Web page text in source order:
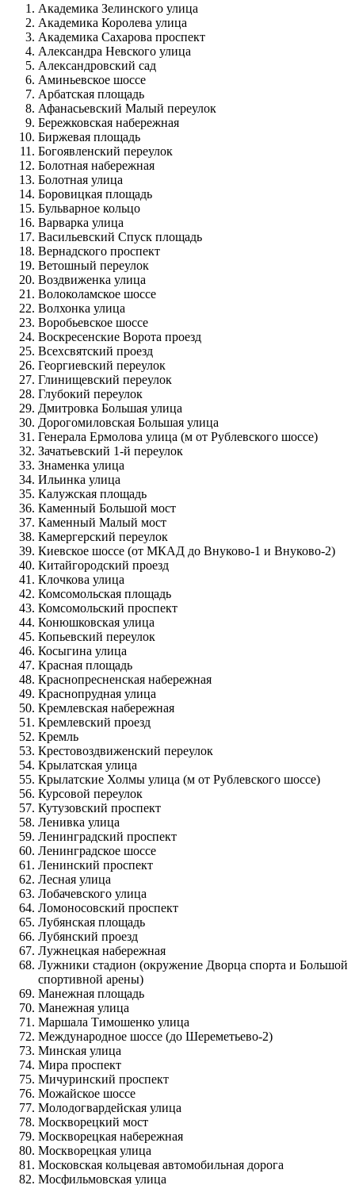
Академика Зелинского улица
Академика Королева улица
Академика Сахарова проспект
Александра Невского улица
Александровский сад
Аминьевское шоссе
Арбатская площадь
Афанасьевский Малый переулок
Бережковская набережная
Биржевая площадь
Богоявленский переулок
Болотная набережная
Болотная улица
Боровицкая площадь
Бульварное кольцо
Варварка улица
Васильевский Спуск площадь
Вернадского проспект
Ветошный переулок
Воздвиженка улица
Волоколамское шоссе
Волхонка улица
Воробьевское шоссе
Воскресенские Ворота проезд
Всехсвятский проезд
Георгиевский переулок
Глинищевский переулок
Глубокий переулок
Дмитровка Большая улица
Дорогомиловская Большая улица
Генерала Ермолова улица (м от Рублевского шоссе)
Зачатьевский 1-й переулок
Знаменка улица
Ильинка улица
Калужская площадь
Каменный Большой мост
Каменный Малый мост
Камергерский переулок
Киевское шоссе (от МКАД до Внуково-1 и Внуково-2)
Китайгородский проезд
Клочкова улица
Комсомольская площадь
Комсомольский проспект
Конюшковская улица
Копьевский переулок
Косыгина улица
Красная площадь
Краснопресненская набережная
Краснопрудная улица
Кремлевская набережная
Кремлевский проезд
Кремль
Крестовоздвиженский переулок
Крылатская улица
Крылатские Холмы улица (м от Рублевского шоссе)
Курсовой переулок
Кутузовский проспект
Ленивка улица
Ленинградский проспект
Ленинградское шоссе
Ленинский проспект
Лесная улица
Лобачевского улица
Ломоносовский проспект
Лубянская площадь
Лубянский проезд
Лужнецкая набережная
Лужники стадион (окружение Дворца спорта и Большой
спортивной арены)
Манежная площадь
Манежная улица
Маршала Тимошенко улица
Международное шоссе (до Шереметьево-2)
Минская улица
Мира проспект
Мичуринский проспект
Можайское шоссе
Молодогвардейская улица
Москворецкий мост
Москворецкая набережная
Москворецкая улица
Московская кольцевая автомобильная дорога
Мосфильмовская улица